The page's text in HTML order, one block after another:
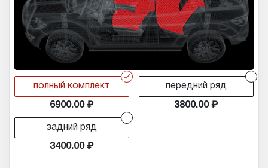
r
полный комплект
6900.00
передний ряд
3800.00
задний ряд
3400.00